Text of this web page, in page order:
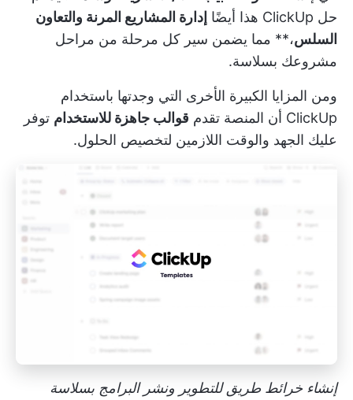
حل ClickUp هذا أيضًا
إدارة المشاريع المرنة والتعاون
السلس،** مما يضمن سير كل مرحلة من مراحل
مشروعك بسلاسة.
ومن المزايا الكبيرة الأخرى التي وجدتها باستخدام
ClickUp أن المنصة تقدم
قوالب جاهزة للاستخدام توفر
عليك الجهد والوقت اللازمين لتخصيص الحلول.
إنشاء خرائط طريق للتطوير ونشر البرامج بسلاسة